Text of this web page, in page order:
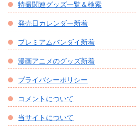
特撮関連グッズ一覧＆検索
発売日カレンダー新着
プレミアムバンダイ新着
漫画アニメのグッズ新着
プライバシーポリシー
コメントについて
当サイトについて